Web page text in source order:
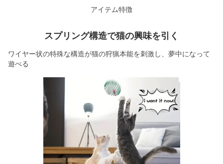
アイテム特徴
スプリング構造で猫の興味を引く
ワイヤー状の特殊な構造が猫の狩猟本能を刺激し、夢中になって
遊べる